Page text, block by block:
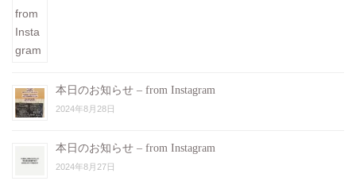
本日のお知らせ – from Instagram
2024年8月28日
本日のお知らせ – from Instagram
2024年8月27日